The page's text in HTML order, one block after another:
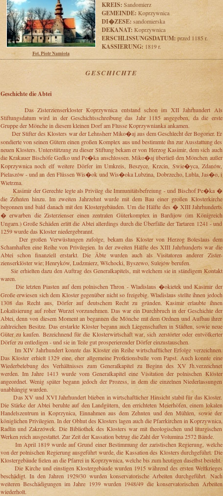
Fot. Piotr Namiota
KREIS: Sandomierz
GEMEINDE: Koprzywnica
DI�ZESE: sandomierska
DEKANAT: Koprzywnica
ERSCHLISSUNGSDATUM: przed 1185 r.
KASSIERUNG:1819 r.
GESCHICHTE
Geschichte die Abtei
Das Zisterzienserkloster Koprzywnica entstand schon im XII Jahrhundert Als
Stiftungsdatum wird in der Geschichtsschreibung das Jahr 1185 angegeben, da die erste
Gruppe der Mönche in diesem kleinen Dorf am Flusse Koprzywnianka ankamen.
Der Stifter des Klosters war der Lehnsherr Miko�aj aus dem Geschlecht der Bogorier. Er
sondierte von seinen Gütern einen großen Komplex aus und bestimmte ihn zur Ausstattung des
neuen Klosters. Unterstützung zu dieser Stiftung bekam er von Herzog Kasimir, dem sich auch
die Krakauer Bischöfe Gedko und Pe�ka anschlossen. Miko�aj überließ den Mönchen außer
Koprzywnica noch elf weitere Dörfer im Umkreis, Beszyce, Krzcin, Swie�yca, Zdanów,
Pielaszów - und an den Flüssen Wis�ok und Wis�oka Lubzina, Dobrzecho, Lubla, Jas�o, i
Wietrzna.
Kasimir der Gerechte legte als Privileg die Immunitätsbefreiung - und Bischof Pe�ka �
die Zehnten hinzu. Im zweiten Jahrzehnt wurde mit dem Bau einer großen Klosterkirche
begonnen und bald danach mit den Klostergebäuden. Um die Hälfte des � XIII Jahrhunderts
� erwarben die Zisterzienser einen zentralen Güterkomplex in Bardijow (im Königreich
Ungarn.) Große Schäden erlitt die Abtei allerdings durch die Überfälle der Tartaren 1241 - und
1259 wurde das Kloster niedergebrannt.
Der großen Verwüstungen zufolge, bekam das Kloster von Herzog Boleslaus dem
Schamhaften eine Reihe von Privilegien. In der zweiten Hälfte des XIII Jahrhunderts war die
Abtei schon finanziell erstarkt. Die Äbte wurden auch als Visitatoren anderer Zister-
zienserklöster wie; Henryków, Ludzmierz, Wšchocki, Byszewo, Sulejów berufen.
Sie erhielten dazu den Auftrag des Generalkapitels, mit welchem sie in ständigem Kontakt
waren.
Die letzten Piasten auf dem polnischen Thron - Wladislaus �okietek und Kasimir der
Große erwiesen sich dem Kloster gegenüber nicht so freigebig. Wladislaus stellte ihnen jedoch
1308 das Recht aus, Dörfer auf deutschem Recht zu gründen. Kasimir erlaubte ihnen
Lokalisierung auf roher Wurzel vorzunehmen. Das war ein Durchbruch in der Geschichte der
Abtei, denn von diesem Moment an begannen die Mönche mit dem Ordnen und Aufbau ihrer
zahlreichen Besitze. Das erstarkte Kloster begann auch Liegenschaften in Städten, sowie neue
Güter zu kaufen. Bezeichnend für die Klosterwirtschaft war, sich zerstörter oder entvölkerter
Dörfer zu entledigen - und sie in Teile gut prosperierender Dörfer einzustauschen.
Im XIV Jahrhundert konnte das Kloster ein Reihe wirtschaftlicher Erfolge verzeichnen.
Das Kloster erhielt 1329 eine, eher allgemeine Protktionsbulle vom Papst. Auch konnte eine
Wiederbelebung des Verhältnisses zum Generalkapitel zu Beginn des XV Jh.verzeichnet
werden. Im Jahre 1413 wurde vom Generalkapitel eine Visitation der polnischen Klöster
angeordnet. Wenig später begann jedoch der Prozess, in dem die einzelnen Niederlassungen
unabhängig wurden.
Das XV und XVI Jahrhundert blieben in wirtschaftlicher Hinsicht stabil für das Kloster.
Die Stärke der Abtei beruhte auf den Landgütern, den errichteten Meierhöfen, einem lokalen
Handelszentrum in Koprzynica, Einnahmen aus dem Zehnten und den Mühlen, sowie der
königlichen Privilegien. In der Obhut des Klosters lagen auch die Pfarrkirchen in Koprzywnica,
Radlin und Zakrzówek. Die Bibliothek des Klosters war mit theologischen und liturgischen
Werken reich ausgestattet. Zur Zeit der Kassation betrug die Zahl der Volumina 2572 Bände.
Im April 1819 wurde auf Grund einer Bestimmung der zaristischen Regierung, welche
von der polnischen Regierung ausgeführt wurde, die Kassation des Klosters durchgeführt. Die
Klostergebäude fielen an die Pfarrei in Koprzywnica, welche bis zum heutigen daselbst besteht.
Die Kirche und einstigen Klostergebäude wurden 1915 während des ersten Weltkrieges
beschädigt. In den Jahren 1929/30 wurden konservatorische Arbeiten durchgeführt. Nach
weiteren Beschädigungen im Jahre 1939 wurden 1948/49 die konservatorischen Arbeiten
wiederholt.